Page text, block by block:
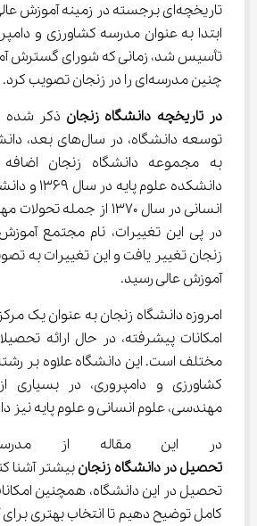
تاریخچه‌ای برجسته در زمینه آموزش
تأسیس شد، زمانی که شورای گسترش
چنین مدرسه‌ای را در زنجان تصویب کرد.
در تاریخچه دانشگاه زنجان ذکر شده
به مجموعه دانشگاه زنجان
دانشکده
انسانی در سال 1370 از
در پی این تغییرات، نام مجتمع
زنجان تغییر یافت و این تغییرات به
آموزش عالی رسید.
امروزه دانشگاه زنجان به عنوان یک
امکانات پیشرفته، در حال ارائه
مهندسی، علوم انسانی و علوم پایه نیز
در این مقاله از
تحصیل در دانشگاه زنجان بیشتر آشنا
تحصیل در این دانشگاه، همچنین
کامل توضیح دهیم تا انتخاب بهتری